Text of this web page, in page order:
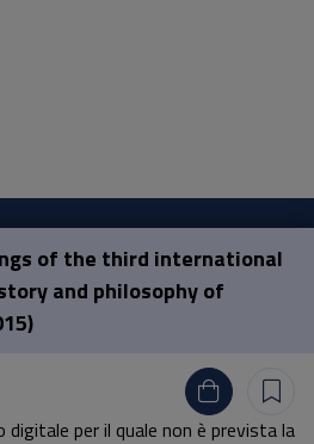
of the third international
and philosophy of
per il quale non è prevista la
Press
| C.F: 80003670504